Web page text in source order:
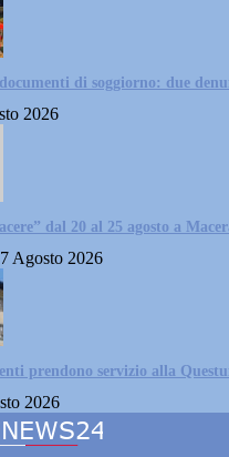
di soggiorno: due
2026
dal 20 al 25 agosto a
7 Agosto 2026
prendono servizio alla
2026